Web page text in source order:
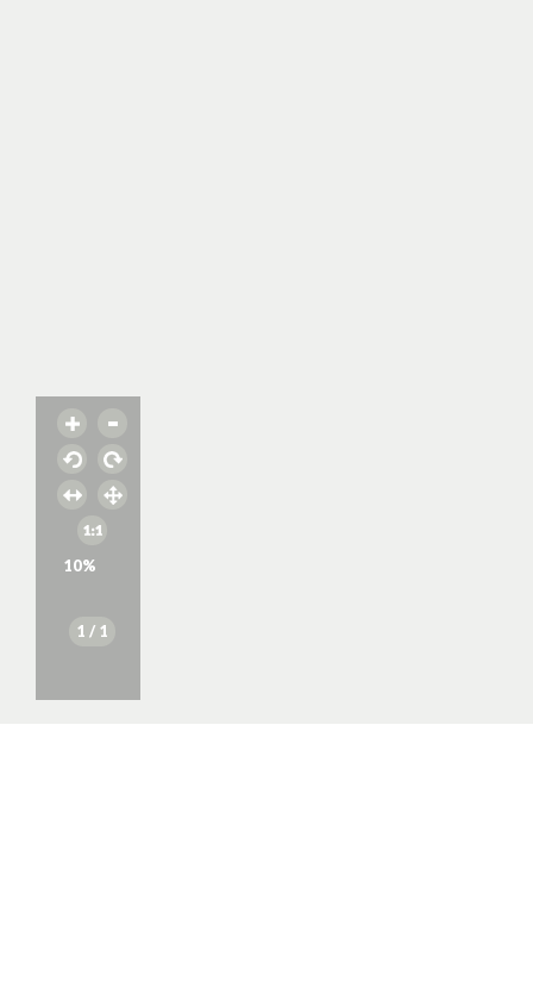
10%
1 / 1